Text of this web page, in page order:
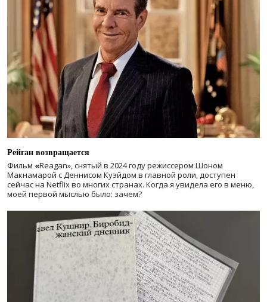
Рейган возвращается
Фильм «Reagan», снятый в 2024 годурежиссером Шоном
Макнамарой с Деннисом Куэйдом в главной роли, доступен
сейчас на Netflix во многих странах. Когда я увидела его в меню,
моей первой мыслью было: зачем?